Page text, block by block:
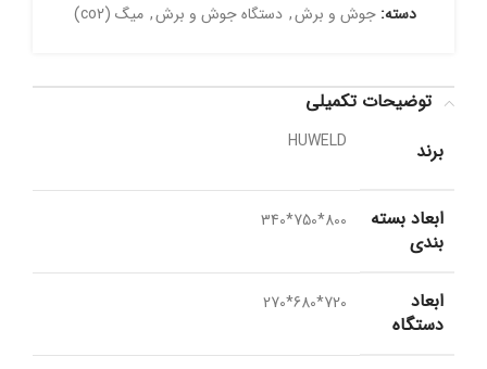
دسته: جوش و برش, دستگاه جوش و برش, میگ (co2)
توضیحات تکمیلی
برند
HUWELD
ابعاد بسته
بندی
800*750*340
ابعاد
دستگاه
720*680*270